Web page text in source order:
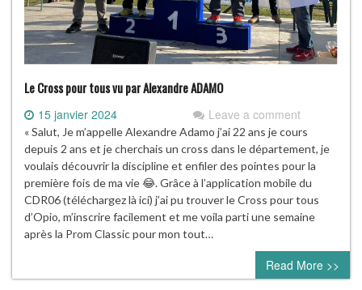
Le Cross pour tous vu par Alexandre ADAMO
15 janvier 2024 Leave a comment
« Salut, Je m’appelle Alexandre Adamo j’ai 22 ans je cours
depuis 2 ans et je cherchais un cross dans le département, je
voulais découvrir la discipline et enfiler des pointes pour la
première fois de ma vie 😂. Grâce à l’application mobile du
CDR06 (téléchargez là ici) j’ai pu trouver le Cross pour tous
d’Opio, m’inscrire facilement et me voila parti une semaine
après la Prom Classic pour mon tout…
Read More >>